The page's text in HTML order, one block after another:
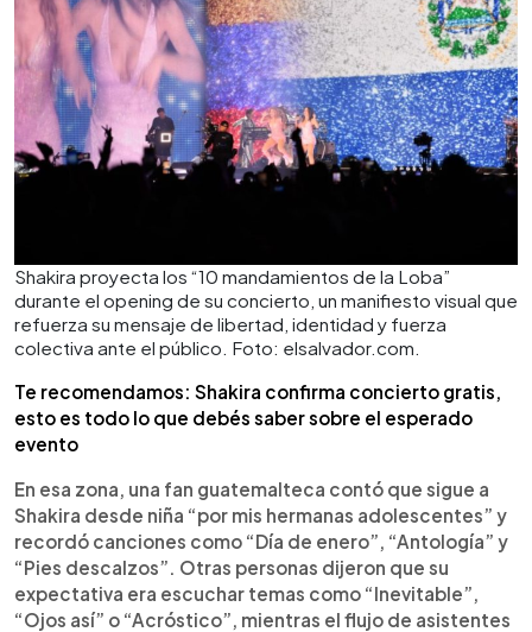
Shakira proyecta los “10 mandamientos de la Loba”
durante el opening de su concierto, un manifiesto visual que
refuerza su mensaje de libertad, identidad y fuerza
colectiva ante el público. Foto: elsalvador.com.
Te recomendamos: Shakira confirma concierto gratis,
esto es todo lo que debés saber sobre el esperado
evento
En esa zona, una fan guatemalteca contó que sigue a
Shakira desde niña “por mis hermanas adolescentes” y
recordó canciones como “Día de enero”, “Antología” y
“Pies descalzos”. Otras personas dijeron que su
expectativa era escuchar temas como “Inevitable”,
“Ojos así” o “Acróstico”, mientras el flujo de asistentes